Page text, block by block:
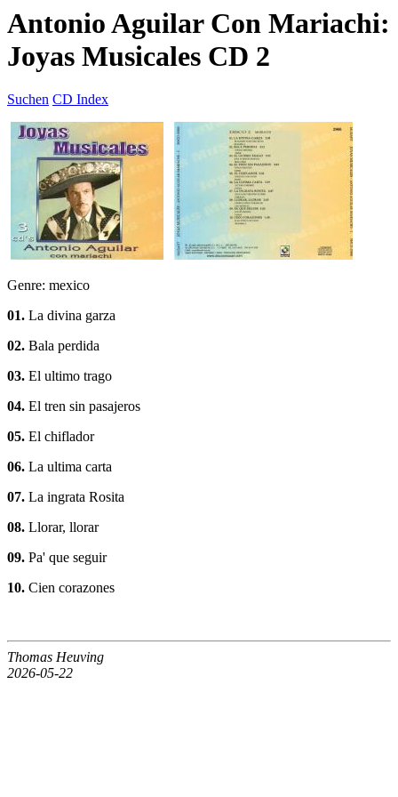
Antonio Aguilar Con Mariachi:
Joyas Musicales CD 2
Suchen CD Index
Genre: mexico
01. La divina garza
02. Bala perdida
03. El ultimo trago
04. El tren sin pasajeros
05. El chiflador
06. La ultima carta
07. La ingrata Rosita
08. Llorar, llorar
09. Pa' que seguir
10. Cien corazones
Thomas Heuving
2026-05-22